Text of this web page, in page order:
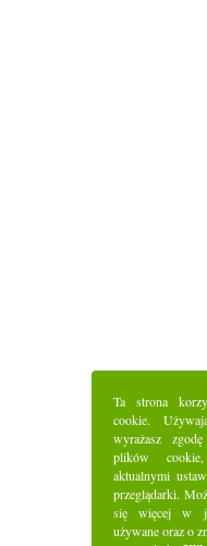
Ta strona
cookie.
wyrażasz
plików
aktualnymi
przeglądarki.
się więcej w
używane oraz o